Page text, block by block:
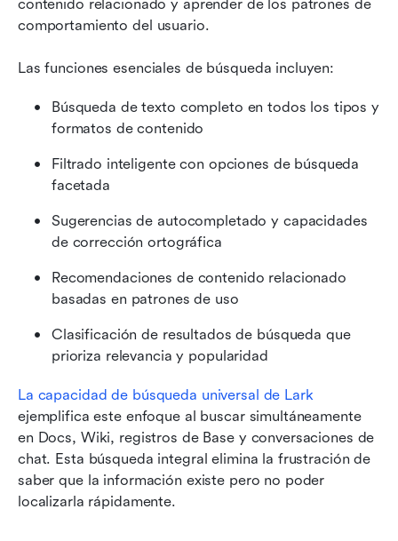
contenido relacionado y aprender de los patrones de
comportamiento del usuario.
Las funciones esenciales de búsqueda incluyen:
Búsqueda de texto completo en todos los tipos y
formatos de contenido
Filtrado inteligente con opciones de búsqueda
facetada
Sugerencias de autocompletado y capacidades
de corrección ortográfica
Recomendaciones de contenido relacionado
basadas en patrones de uso
Clasificación de resultados de búsqueda que
prioriza relevancia y popularidad
La capacidad de búsqueda universal de Lark
ejemplifica este enfoque al buscar simultáneamente
en Docs, Wiki, registros de Base y conversaciones de
chat. Esta búsqueda integral elimina la frustración de
saber que la información existe pero no poder
localizarla rápidamente.